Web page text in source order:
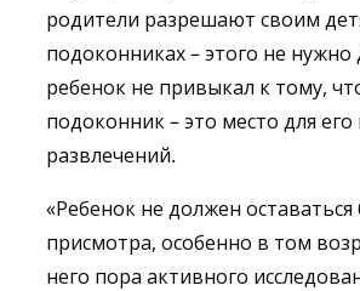
родители разрешают своим
подоконниках – этого не нужно
ребенок не привыкал к тому,
подоконник – это место для его
развлечений.
«Ребенок не должен оставаться
присмотра, особенно в том
него пора активного